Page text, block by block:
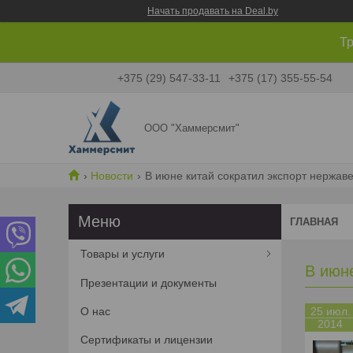
Начать продавать на Deal.by
+375 (29) 547-33-11 +375 (17) 355-55-54
ООО "Хаммерсмит"
Новости В июне китай сократил экспорт
ГЛАВНАЯ
В
25 июл.
2014
Товары и услуги
Презентации и документы
О нас
Сертификаты и лицензии